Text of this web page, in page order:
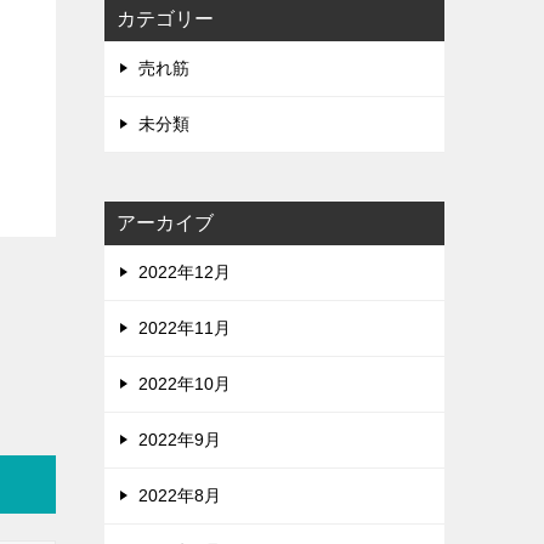
カテゴリー
売れ筋
未分類
アーカイブ
2022年12月
2022年11月
2022年10月
2022年9月
2022年8月